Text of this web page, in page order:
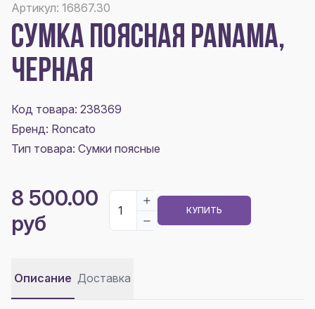
Артикул: 16867.30
СУМКА ПОЯСНАЯ PANAMA,
ЧЕРНАЯ
Код товара: 238369
Бренд: Roncato
Тип товара: Сумки поясные
8 500.00
руб
КУПИТЬ
Описание Доставка